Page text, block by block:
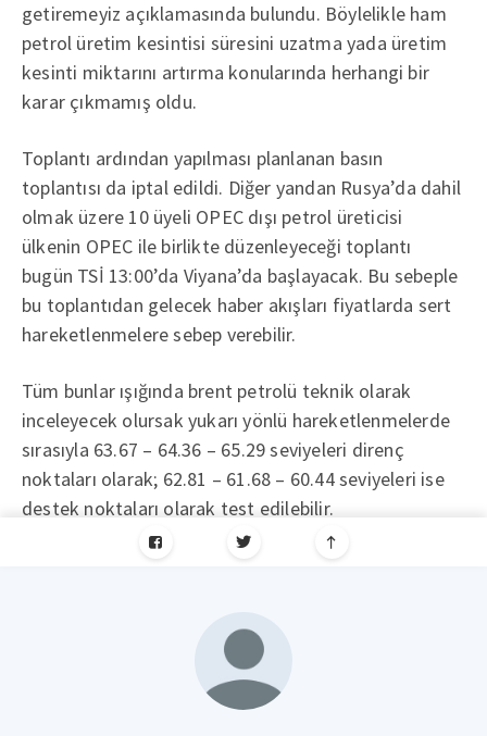
getiremeyiz açıklamasında bulundu. Böylelikle ham
petrol üretim kesintisi süresini uzatma yada üretim
kesinti miktarını artırma konularında herhangi bir
karar çıkmamış oldu.
Toplantı ardından yapılması planlanan basın
toplantısı da iptal edildi. Diğer yandan Rusya’da dahil
olmak üzere 10 üyeli OPEC dışı petrol üreticisi
ülkenin OPEC ile birlikte düzenleyeceği toplantı
bugün TSİ 13:00’da Viyana’da başlayacak. Bu sebeple
bu toplantıdan gelecek haber akışları fiyatlarda sert
hareketlenmelere sebep verebilir.
Tüm bunlar ışığında brent petrolü teknik olarak
inceleyecek olursak yukarı yönlü hareketlenmelerde
sırasıyla 63.67 – 64.36 – 65.29 seviyeleri direnç
noktaları olarak; 62.81 – 61.68 – 60.44 seviyeleri ise
destek noktaları olarak test edilebilir.